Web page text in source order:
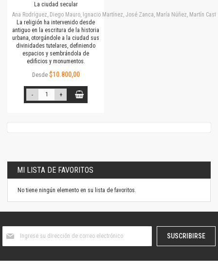
La ciudad secular
Ana Rodríguez, Diego Mauro, Ignacio Martínez, José Zanca, María Núñez, Martín
La religión ha intervenido desde
antiguo en la escritura de la historia
urbana, otorgándole a la ciudad sus
divinidades tutelares, definiendo
espacios y sembrándola de
edificios y monumentos.
Desde $10.800,00
- +
MI LISTA DE FAVORITOS
No tiene ningún elemento en su lista de favoritos.
boletín
SUSCRIBIRSE